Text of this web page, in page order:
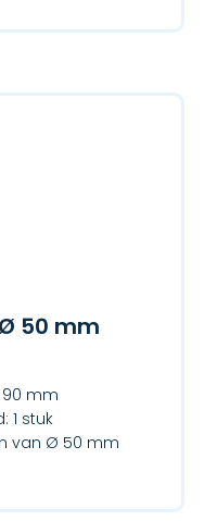
50 mm
90 mm
1 stuk
van Ø 50 mm